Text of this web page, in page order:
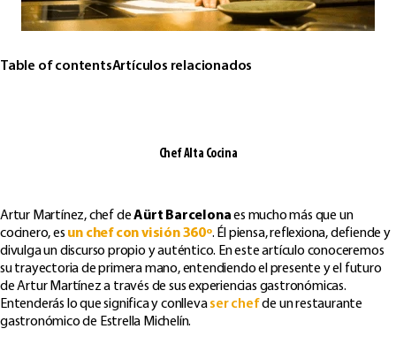
Table of contentsArtículos relacionados
Chef Alta Cocina
Artur Martínez, chef deAürt Barcelonaes mucho más que un
cocinero, es un chef con visión 360º. Él piensa, reflexiona, defiende y
divulga un discurso propio y auténtico. En este artículo conoceremos
su trayectoria de primera mano, entendiendo el presente y el futuro
de Artur Martínez a través de sus experiencias gastronómicas.
Entenderás lo que significa y conllevaser chefde un restaurante
gastronómico de Estrella Michelín.